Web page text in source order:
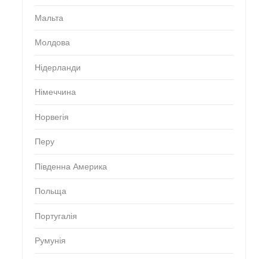
Мальта
Молдова
Нідерланди
Німеччина
Норвегія
Перу
Південна Америка
Польща
Португалія
Румунія